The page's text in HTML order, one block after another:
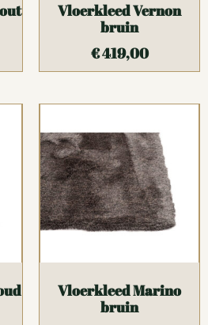
Vloerkleed Vernon
bruin
€419,00
Vloerkleed Marino
bruin